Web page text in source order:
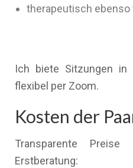
therapeutisch
Ich biete Sitzungen
flexibel per Zoom.
Kosten der
Transparente
Erstberatung: